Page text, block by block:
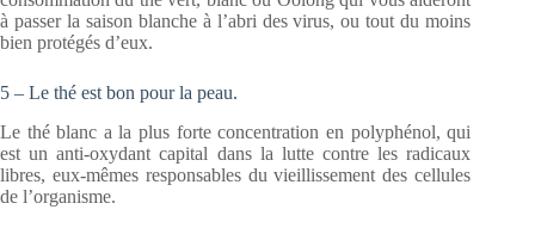
à passer la saison blanche à l’abri des virus, ou tout du moins
bien protégés d’eux.
5 – Le thé est bon pour la peau.
Le thé blanc a la plus forte concentration en polyphénol, qui
est un anti-oxydant capital dans la lutte contre les radicaux
libres, eux-mêmes responsables du vieillissement des cellules
de l’organisme.